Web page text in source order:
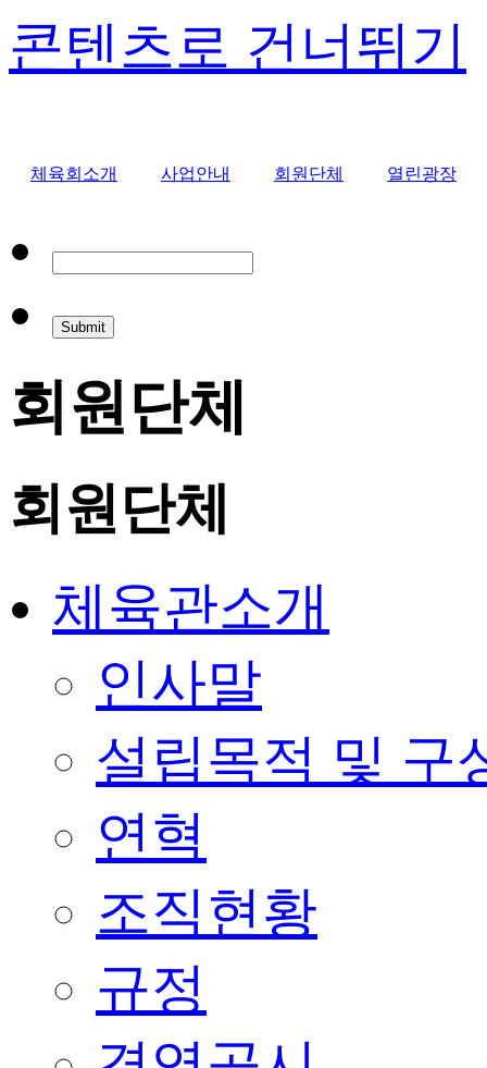
콘텐츠로 건너뛰기
체육회소개 사업안내 회원단체 열린광장
회원단체
회원단체
체육관소개
인사말
설립목적 및 구
연혁
조직현황
규정